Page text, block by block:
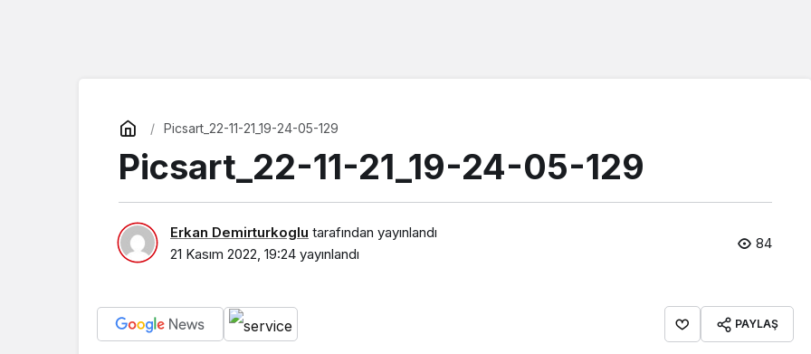
Picsart_22-11-21_19-24-05-129
Picsart_22-11-21_19-24-05-129
Erkan Demirturkoglu tarafından yayınlandı
21 Kasım 2022, 19:24 yayınlandı
84
PAYLAŞ